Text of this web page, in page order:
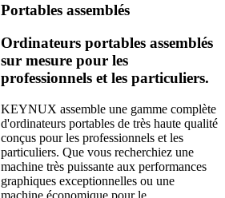
Portables assemblés
Ordinateurs portables assemblés
sur mesure pour les
professionnels et les particuliers.
KEYNUX assemble une gamme complète
d'ordinateurs portables de très haute qualité
conçus pour les professionnels et les
particuliers. Que vous recherchiez une
machine très puissante aux performances
graphiques exceptionnelles ou une
machine économique pour le